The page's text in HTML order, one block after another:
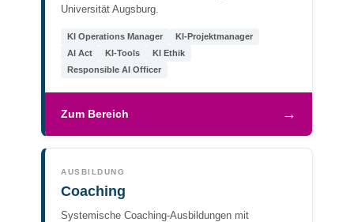
Universität Augsburg.
KI Operations Manager
KI-Projektmanager
AI Act
KI-Tools
KI Ethik
Responsible AI Officer
Zum Bereich →
AUSBILDUNG
Coaching
Systemische Coaching-Ausbildungen mit